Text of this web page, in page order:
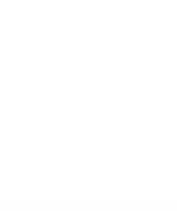
industrial..